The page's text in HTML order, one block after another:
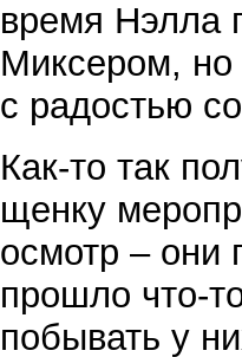
время Нэлла
Миксером, но
с радостью
Как-то так
щенку
осмотр – они
прошло что-
побывать у